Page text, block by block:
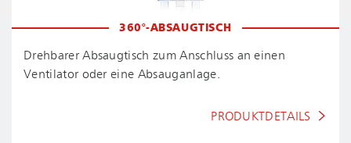
360°-ABSAUGTISCH
Drehbarer Absaugtisch zum Anschluss an einen
Ventilator oder eine Absauganlage.
PRODUKTDETAILS